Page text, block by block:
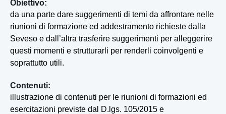
Obiettivo:
da una parte dare suggerimenti di temi da affrontare nelle
riunioni di formazione ed addestramento richieste dalla
Seveso e dall’altra trasferire suggerimenti per alleggerire
questi momenti e strutturarli per renderli coinvolgenti e
soprattutto utili.
Contenuti:
illustrazione di contenuti per le riunioni di formazioni ed
esercitazioni previste dal D.lgs. 105/2015 e